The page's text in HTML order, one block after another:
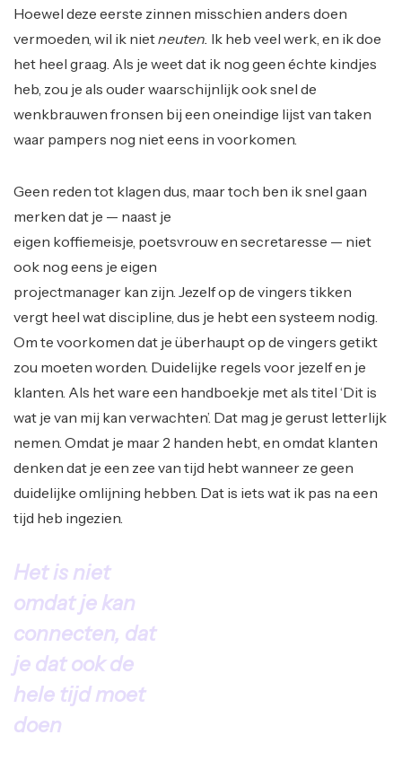
Hoewel deze eerste zinnen misschien anders doen
vermoeden, wil ik nietneuten. Ik heb veel werk, en ik doe
het heel graag. Als je weet dat ik nog geen échte kindjes
heb, zou je als ouder waarschijnlijk ook snel de
wenkbrauwen fronsen bij een oneindige lijst van taken
waar pampers nog niet eens in voorkomen.
Geen reden tot klagen dus, maar toch ben ik snel gaan
merken dat je — naast je
eigen koffiemeisje, poetsvrouw en secretaresse — niet
ook nog eens je eigen
projectmanager kan zijn. Jezelf op de vingers tikken
vergt heel wat discipline, dus je hebt een systeem nodig.
Om te voorkomen dat je überhaupt op de vingers getikt
zou moeten worden. Duidelijke regels voor jezelf en je
klanten. Als het ware een handboekje met als titel ‘Dit is
wat je van mij kan verwachten’. Dat mag je gerust letterlijk
nemen. Omdat je maar 2 handen hebt, en omdat klanten
denken dat je een zee van tijd hebt wanneer ze geen
duidelijke omlijning hebben. Dat is iets wat ik pas na een
tijd heb ingezien.
Het is niet
omdat je kan
connecten, dat
je dat ook de
hele tijd moet
doen